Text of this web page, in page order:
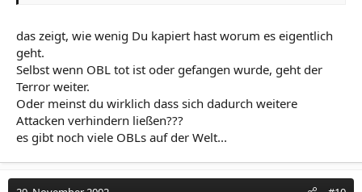
das zeigt, wie wenig Du kapiert hast worum es eigentlich
geht.
Selbst wenn OBL tot ist oder gefangen wurde, geht der
Terror weiter.
Oder meinst du wirklich dass sich dadurch weitere
Attacken verhindern ließen???
es gibt noch viele OBLs auf der Welt...